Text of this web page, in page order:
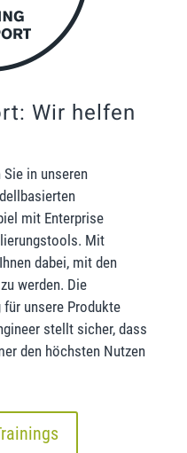
Wir helfen
in unseren
mit Enterprise
Mit
dabei, mit den
werden. Die
unsere Produkte
stellt sicher, dass
den höchsten Nutzen